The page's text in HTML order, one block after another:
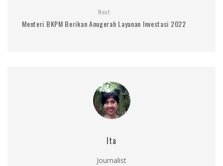
Next
Menteri BKPM Berikan Anugerah Layanan Investasi 2022
Ita
Journalist